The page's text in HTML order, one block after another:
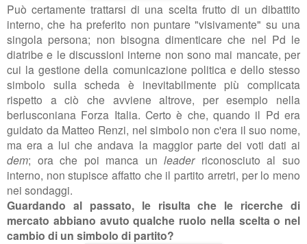
Può certamente trattarsi di una scelta frutto di un dibattito
interno, che ha preferito non puntare "visivamente" su una
singola persona; non bisogna dimenticare che nel Pd le
diatribe e le discussioni interne non sono mai mancate, per
cui la gestione della comunicazione politica e dello stesso
simbolo sulla scheda è inevitabilmente più complicata
rispetto a ciò che avviene altrove, per esempio nella
berlusconiana Forza Italia. Certo è che, quando il Pd era
guidato da Matteo Renzi, nel simbolo non c'era il suo nome,
ma era a lui che andava la maggior parte dei voti dati ai
dem; ora che poi manca unleader riconosciuto al suo
interno, non stupisce affatto che il partito arretri, per lo meno
nei sondaggi.
Guardando al passato, le risulta che le ricerche di
mercato abbiano avuto qualche ruolo nella scelta o nel
cambio di un simbolo di partito?